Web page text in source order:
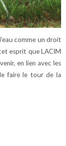
comme un droit
esprit que LACIM
en lien avec les
faire le tour de la